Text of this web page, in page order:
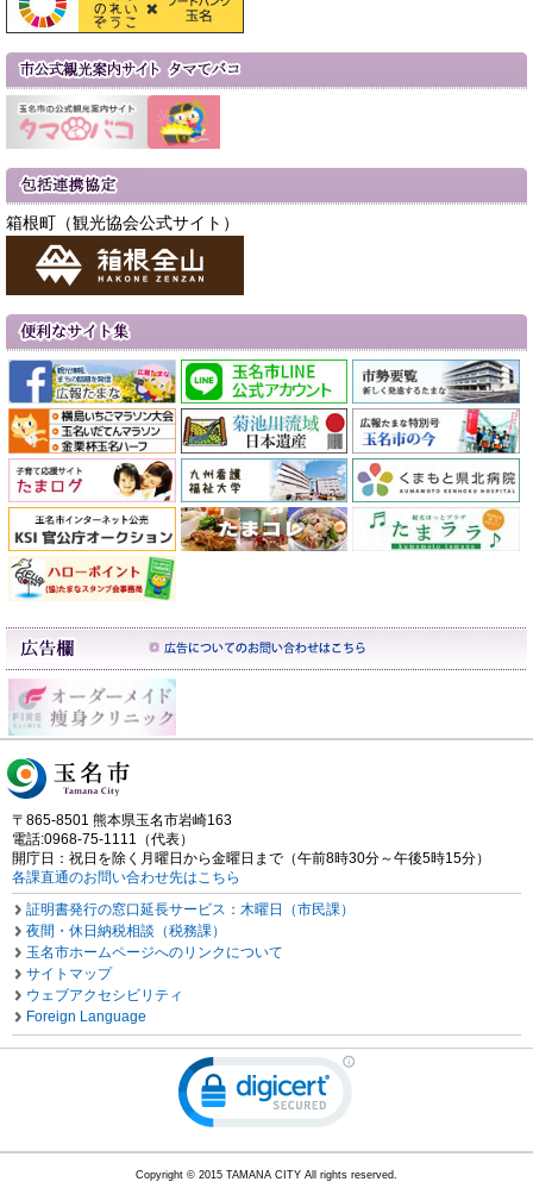
箱根町（観光協会公式サイト）
〒865-8501 熊本県玉名市岩崎163
電話:0968-75-1111（代表）
開庁日：祝日を除く月曜日から金曜日まで（午前8時30分～午後5時15分）
各課直通のお問い合わせ先はこちら
証明書発行の窓口延長サービス：木曜日（市民課）
夜間・休日納税相談（税務課）
玉名市ホームページへのリンクについて
サイトマップ
ウェブアクセシビリティ
Foreign Language
Copyright © 2015 TAMANA CITY All rights reserved.